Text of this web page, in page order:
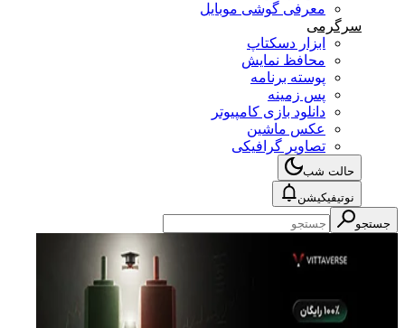
معرفی گوشی موبایل
سرگرمی
ابزار دسکتاپ
محافظ نمایش
پوسته برنامه
پس زمینه
دانلود بازی کامپیوتر
عکس ماشین
تصاویر گرافیکی
حالت شب
نوتیفیکیشن
جستجو